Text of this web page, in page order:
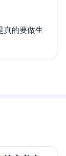
真的要做生